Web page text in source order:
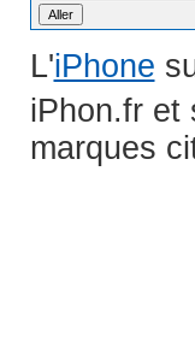
L'iPhone
iPhon.fr et
marques